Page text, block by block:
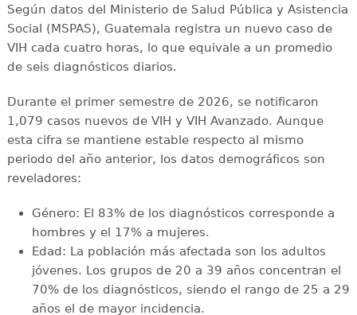
Según datos del Ministerio de Salud Pública y Asistencia
Social (MSPAS), Guatemala registra un nuevo caso de
VIH cada cuatro horas, lo que equivale a un promedio
de seis diagnósticos diarios.
Durante el primer semestre de 2026, se notificaron
1,079 casos nuevos de VIH y VIH Avanzado. Aunque
esta cifra se mantiene estable respecto al mismo
periodo del año anterior, los datos demográficos son
reveladores:
Género: El 83% de los diagnósticos corresponde a
hombres y el 17% a mujeres.
Edad: La población más afectada son los adultos
jóvenes. Los grupos de 20 a 39 años concentran el
70% de los diagnósticos, siendo el rango de 25 a 29
años el de mayor incidencia.